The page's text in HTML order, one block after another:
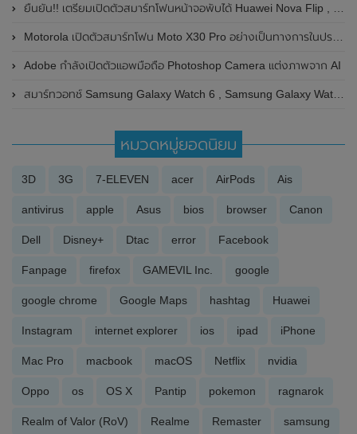
ยืนยัน!! เตรียมเปิดตัวสมาร์ทโฟนหน้าจอพับได้ Huawei Nova Flip , แท็บเล็ต Huawei MatePad Pro 12.2 และแท็บเล็ต Huawei MatePad Air 2024 ในวันที่ 6 เดือนสิงหาคม 2024 นี้
Motorola เปิดตัวสมาร์ทโฟน Moto X30 Pro อย่างเป็นทางการในประเทศจีน รุ่นแรกของโลกที่มีกล้องความละเอียดสูงถึง 200MP มาพร้อมชิปเซ็ต Snapdragon 8+ Gen 1 และรองรับชาร์จไว 120W
Adobe กำลังเปิดตัวแอพมือถือ Photoshop Camera แต่งภาพจาก AI
สมาร์ทวอทช์ Samsung Galaxy Watch 6 , Samsung Galaxy Watch 6 Classic โผล่บนหน้าเว็ปไซต์ Google Play พร้อมเผยรายละเอียดสเปกและราคาก่อนเปิดตัวสิ้นเดือนกรกฎาคม 2023 นี้
หมวดหมู่ยอดนิยม
3D 3G 7-ELEVEN acer AirPods Ais
antivirus apple Asus bios browser Canon
Dell Disney+ Dtac error Facebook
Fanpage firefox GAMEVIL Inc. google
google chrome Google Maps hashtag Huawei
Instagram internet explorer ios ipad iPhone
Mac Pro macbook macOS Netflix nvidia
Oppo os OS X Pantip pokemon ragnarok
Realm of Valor (RoV) Realme Remaster samsung